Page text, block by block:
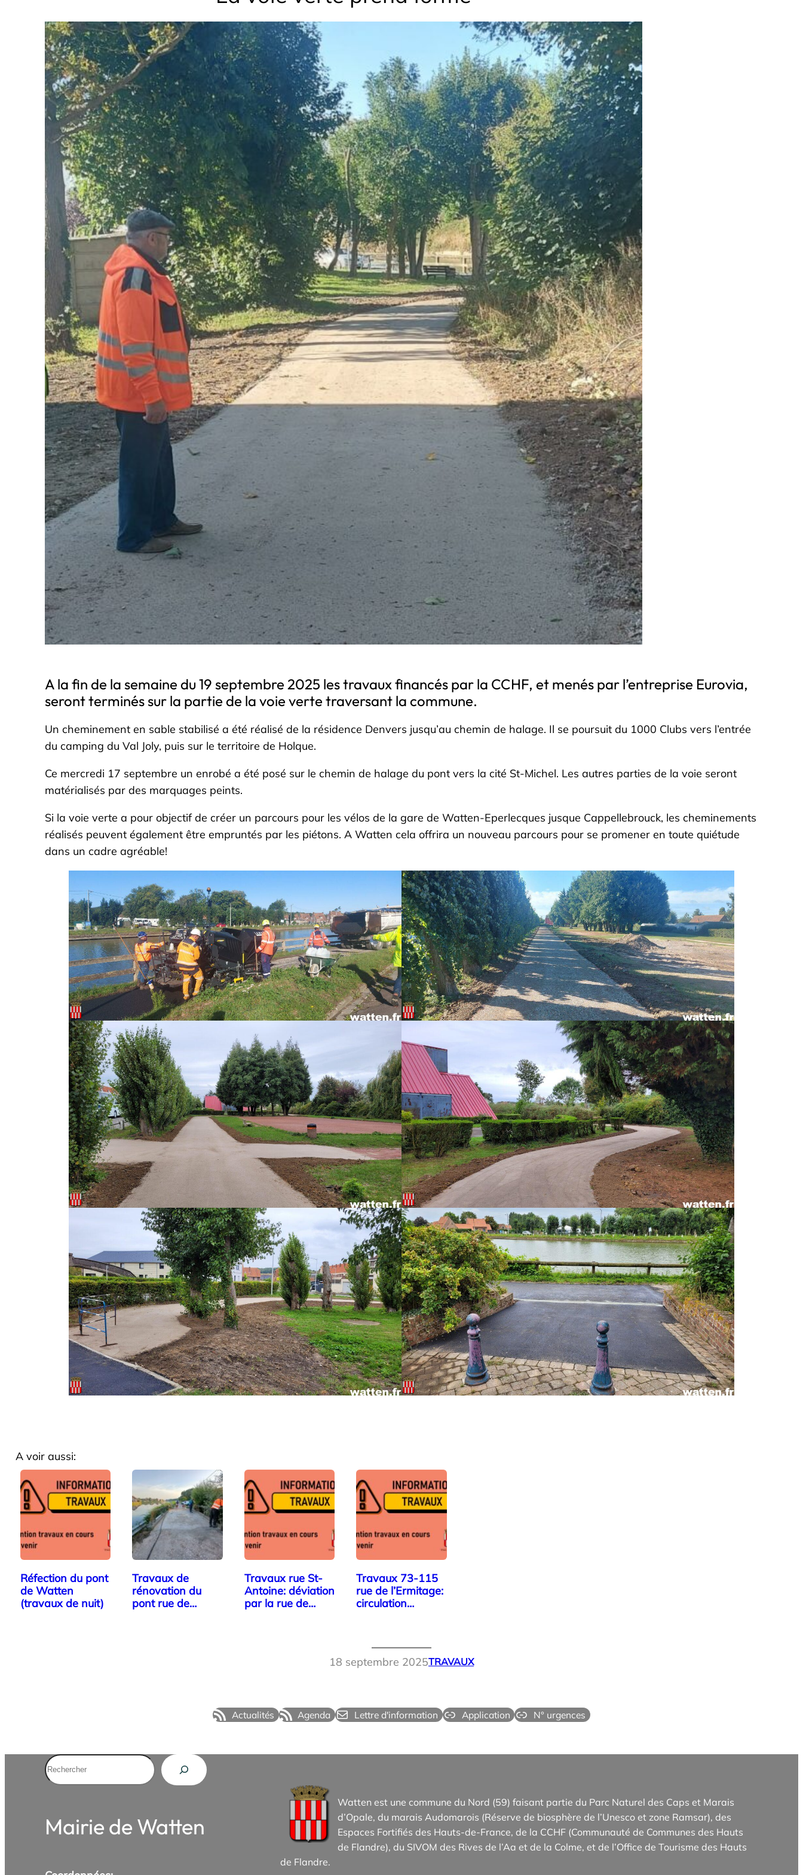
A la fin de la semaine du 19 septembre 2025 les travaux financés par la CCHF, et menés par l’entreprise Eurovia,
seront terminés sur la partie de la voie verte traversant la commune.
Un cheminement en sable stabilisé a été réalisé de la résidence Denvers jusqu’au chemin de halage. Il se poursuit du 1000 Clubs vers l’entrée
du camping du Val Joly, puis sur le territoire de Holque.
Ce mercredi 17 septembre un enrobé a été posé sur le chemin de halage du pont vers la cité St-Michel. Les autres parties de la voie seront
matérialisés par des marquages peints.
Si la voie verte a pour objectif de créer un parcours pour les vélos de la gare de Watten-Eperlecques jusque Cappellebrouck, les cheminements
réalisés peuvent également être empruntés par les piétons. A Watten cela offrira un nouveau parcours pour se promener en toute quiétude
dans un cadre agréable!
A voir aussi:
Réfection du pont
de Watten
(travaux de nuit)
Travaux de
rénovation du
pont rue de
Travaux rue St-
Antoine: déviation
par la rue de
Travaux 73-115
rue de l’Ermitage:
circulation
18 septembre 2025TRAVAUX
Actualités Agenda Lettre d'information Application N° urgences
Rechercher
Mairie de Watten
Watten est une commune du Nord (59) faisant partie du Parc Naturel des Caps et Marais
d’Opale, du marais Audomarois (Réserve de biosphère de l’Unesco et zone Ramsar), des
Espaces Fortifiés des Hauts-de-France, de la CCHF (Communauté de Communes des Hauts
de Flandre), du SIVOM des Rives de l’Aa et de la Colme, et de l’Office de Tourisme des Hauts
de Flandre.